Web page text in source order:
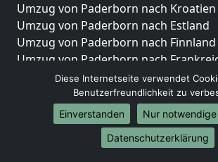
Umzug von Paderborn nach Kroatien
Umzug von Paderborn nach Estland
Umzug von Paderborn nach Finnland
Umzug von Paderborn nach
Umzug von Paderborn nach
Umzug von Paderborn nach Italien
Umzug von Paderborn nach
Umzug von Paderborn nach
Umzug von Paderborn nach
Diese Internetseite verwendet
Benutzerfreundlichkeit zu
Einverstanden
Nur
Datenschutzerklärung